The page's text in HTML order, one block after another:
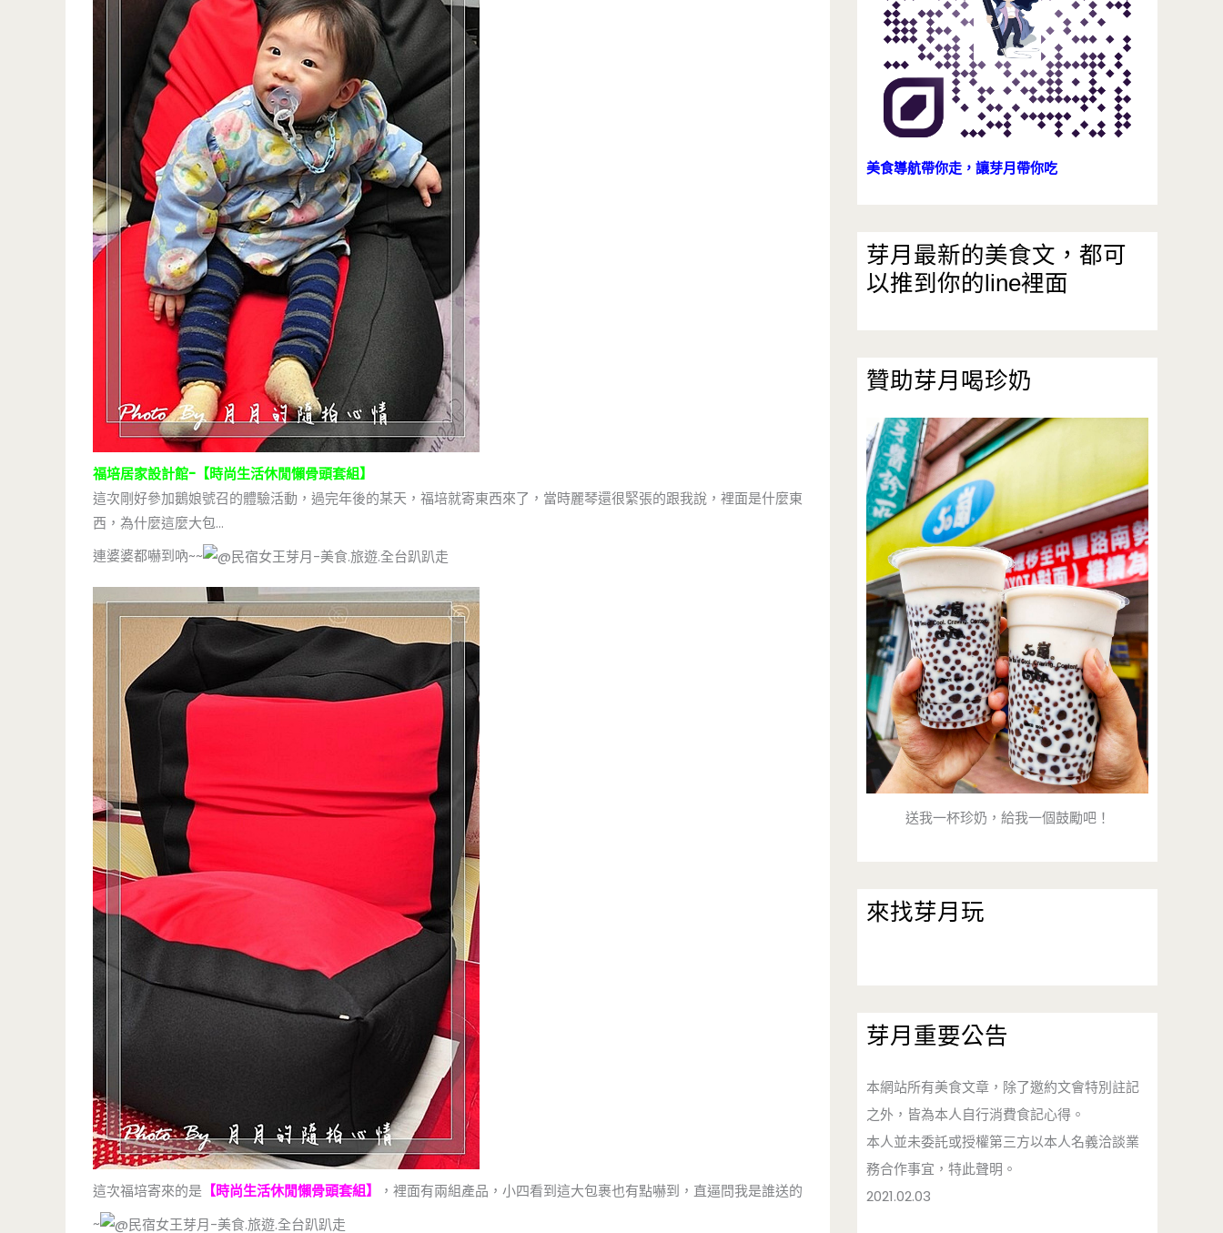
福培居家設計館-【時尚生活休閒懶骨頭套組】
這次剛好參加鵝娘號召的體驗活動，過完年後的某天，福培就寄東西來了，當時麗琴還很緊張的跟我說，裡面是什麼東
西，為什麼這麼大包…
連婆婆都嚇到吶~~
這次福培寄來的是 【時尚生活休閒懶骨頭套組】
，裡面有兩組產品，小四看到這大包裹也有點嚇到，直逼問我是誰送的
~
美食導航帶你走，讓芽月帶你吃
芽月最新的美食文，都可
以推到你的line裡面
贊助芽月喝珍奶
送我一杯珍奶，給我一個鼓勵吧！
來找芽月玩
芽月重要公告
本網站所有美食文章，除了邀約文會特別註記
之外，皆為本人自行消費食記心得。
本人並未委託或授權第三方以本人名義洽談業
務合作事宜，特此聲明。
2021.02.03